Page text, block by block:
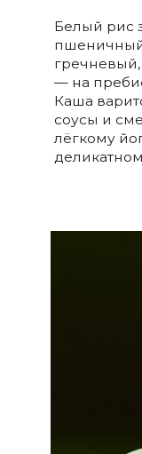
Белый рис
гречневый,
— на
Каша
соусы и
лёгкому